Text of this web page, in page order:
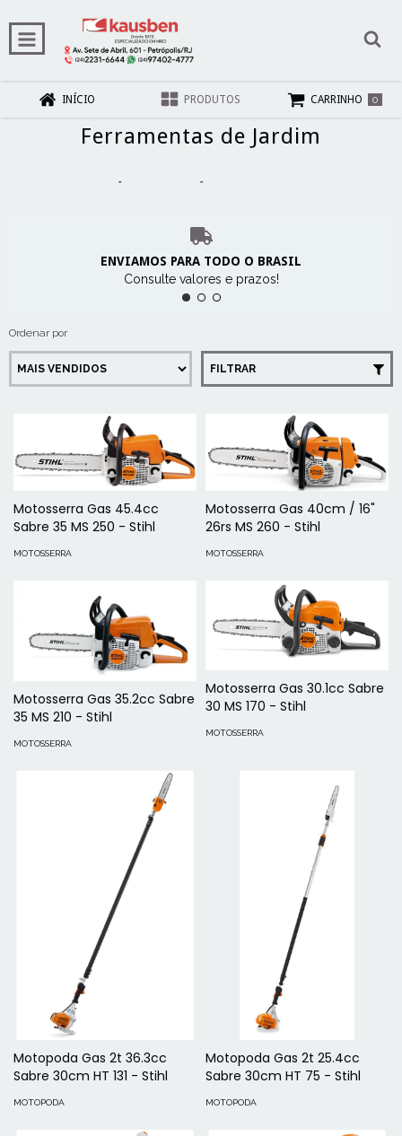
INÍCIO PRODUTOS CARRINHO 0
Ferramentas de Jardim
- -
ENVIAMOS PARA TODO O BRASIL
Consulte valores e prazos!
Ordenar por
FILTRAR
Motosserra Gas 45.4cc
Sabre 35 MS 250 - Stihl
MOTOSSERRA
Motosserra Gas 40cm / 16"
26rs MS 260 - Stihl
MOTOSSERRA
Motosserra Gas 35.2cc Sabre
35 MS 210 - Stihl
MOTOSSERRA
Motosserra Gas 30.1cc Sabre
30 MS 170 - Stihl
MOTOSSERRA
Motopoda Gas 2t 36.3cc
Sabre 30cm HT 131 - Stihl
MOTOPODA
Motopoda Gas 2t 25.4cc
Sabre 30cm HT 75 - Stihl
MOTOPODA